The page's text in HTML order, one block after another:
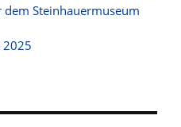
dem Steinhauermuseum
2025